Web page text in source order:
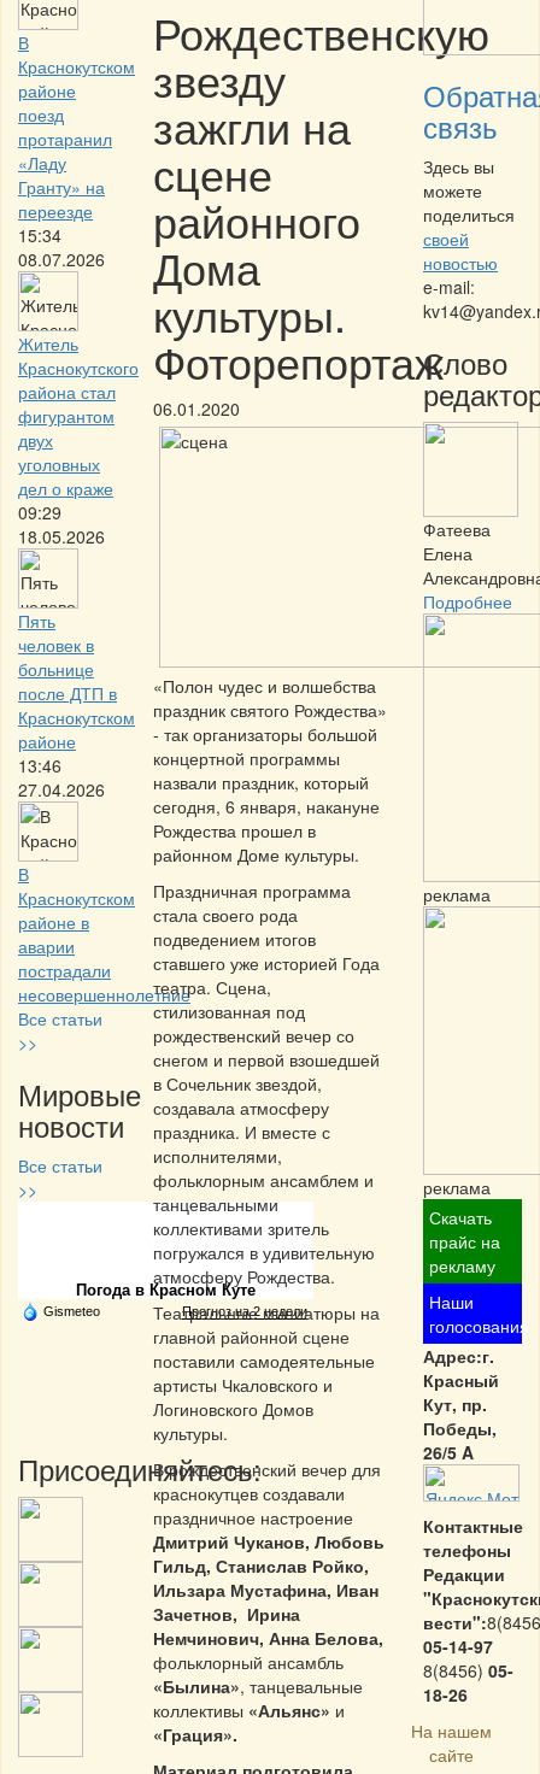
В
Краснокутском
районе
поезд
протаранил
«Ладу
Гранту» на
переезде
15:34
08.07.2026
Житель
Краснокутского
района стал
фигурантом
двух
уголовных
дел о краже
09:29
18.05.2026
Пять
человек в
больнице
после ДТП в
Краснокутском
районе
13:46
27.04.2026
В
Краснокутском
районе в
аварии
пострадали
несовершеннолетние
Все статьи
>>
Мировые
новости
Все статьи
>>
Частная реклама
Погода в Красном Куте
Gismeteo Прогноз на 2 недели
Присоединяйтесь:
Рождественскую
звезду
зажгли на
сцене
районного
Дома
культуры.
Фоторепортаж
06.01.2020
«Полон чудес и волшебства
праздник святого Рождества»
- так организаторы большой
концертной программы
назвали праздник, который
сегодня, 6 января, накануне
Рождества прошел в
районном Доме культуры.
Праздничная программа
стала своего рода
подведением итогов
ставшего уже историей Года
театра. Сцена,
стилизованная под
рождественский вечер со
снегом и первой взошедшей
в Сочельник звездой,
создавала атмосферу
праздника. И вместе с
исполнителями,
фольклорным ансамблем и
танцевальными
коллективами зритель
погружался в удивительную
атмосферу Рождества.
Театральные миниатюры на
главной районной сцене
поставили самодеятельные
артисты Чкаловского и
Логиновского Домов
культуры.
В рождественский вечер для
краснокутцев создавали
праздничное настроение
Дмитрий Чуканов, Любовь
Гильд, Станислав Ройко,
Ильзара Мустафина, Иван
Зачетнов, Ирина
Немчинович, Анна Белова,
фольклорный ансамбль
«Былина», танцевальные
коллективы «Альянс» и
«Грация».
связь
Здесь вы
можете
поделиться
своей
новостью
e-mail:
Слово
Фатеева
Елена
Подробнее
реклама
реклама
Скачать
прайс на
рекламу
Наши
голосования
Адрес:г.
Красный
Кут, пр.
Победы,
26/5 A
Контактные
телефоны
Редакции
вести":
05-14-97
8(8456) 05-
18-26
На нашем
сайте